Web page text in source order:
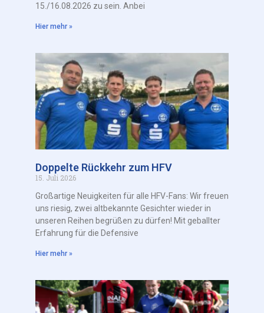
15./16.08.2026 zu sein. Anbei
Hier mehr »
Doppelte Rückkehr zum HFV
15. Juli 2026
Großartige Neuigkeiten für alle HFV-Fans: Wir freuen
uns riesig, zwei altbekannte Gesichter wieder in
unseren Reihen begrüßen zu dürfen! Mit geballter
Erfahrung für die Defensive
Hier mehr »